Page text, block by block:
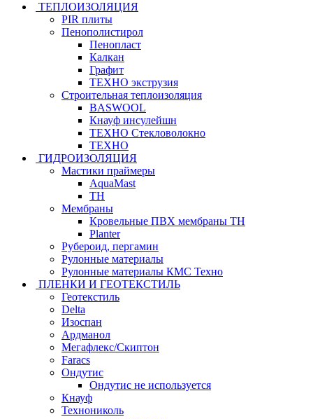
ТЕПЛОИЗОЛЯЦИЯ
PIR плиты
Пенополистирол
Пенопласт
Калкан
Графит
ТЕХНО экструзия
Строительная теплоизоляция
BASWOOL
Кнауф инсулейшн
ТЕХНО Стекловолокно
ТЕХНО
ГИДРОИЗОЛЯЦИЯ
Мастики праймеры
AquaMast
ТН
Мембраны
Кровельные ПВХ мембраны ТН
Planter
Рубероид, пергамин
Рулонные материалы
Рулонные материалы КМС Техно
ПЛЕНКИ И ГЕОТЕКСТИЛЬ
Геотекстиль
Delta
Изоспан
Ардманол
Мегафлекс/Скиптон
Faracs
Ондутис
Ондутис не используется
Кнауф
Технониколь